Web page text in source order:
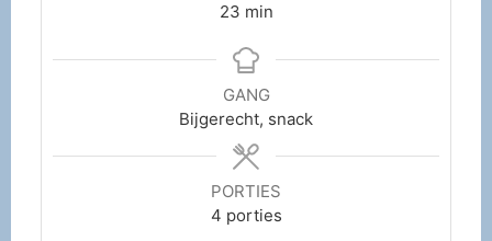
23 min
GANG
Bijgerecht, snack
PORTIES
4 porties